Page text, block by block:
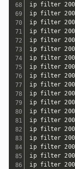
ip filter
ip filter
ip filter
ip filter
ip filter
ip filter
ip filter
ip filter
ip filter
ip filter
ip filter
ip filter
ip filter
ip filter
ip filter
ip filter
ip filter
ip filter
ip filter